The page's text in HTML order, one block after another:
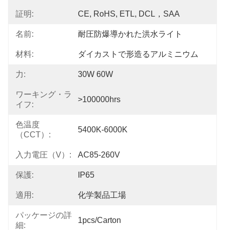
証明: CE, RoHS, ETL, DCL，SAA
名前: 耐圧防爆導かれた洪水ライト
材料: ダイカストで形造るアルミニウム
力: 30W 60W
ワーキング・ラ
イフ:
>100000hrs
色温度
（CCT）:
5400K-6000K
入力電圧（V）: AC85-260V
保護: IP65
適用: 化学製品工場
パッケージの詳
細:
1pcs/carton